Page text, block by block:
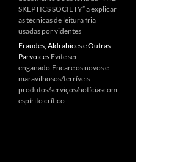
SKEPTICS SOCIETY” a explicar
as técnicas de leitura fria
usadas por videntes
Fraudes, Aldrabices e Outras
Parvoices Evite ser
enganado.Encare os novos e
maravilhosos/terríveis
produtos/serviços/notíciascom
espírito crítico